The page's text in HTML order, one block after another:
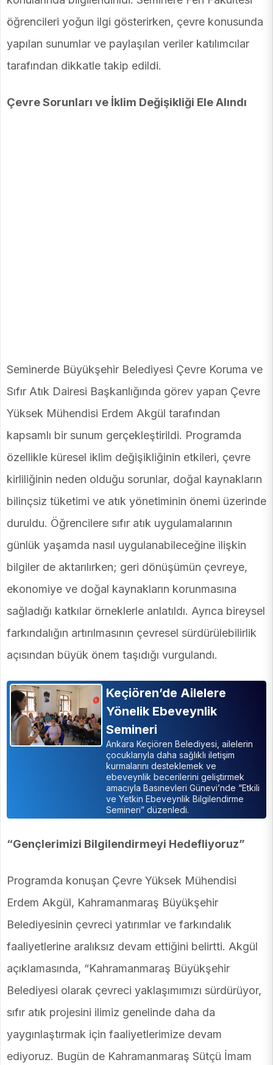
öğrencileri yoğun ilgi gösterirken, çevre konusunda
yapılan sunumlar ve paylaşılan veriler katılımcılar
tarafından dikkatle takip edildi.
Çevre Sorunları ve İklim Değişikliği Ele Alındı
Seminerde Büyükşehir Belediyesi Çevre Koruma ve
Sıfır Atık Dairesi Başkanlığında görev yapan Çevre
Yüksek Mühendisi Erdem Akgül tarafından
kapsamlı bir sunum gerçekleştirildi. Programda
özellikle küresel iklim değişikliğinin etkileri, çevre
kirliliğinin neden olduğu sorunlar, doğal kaynakların
bilinçsiz tüketimi ve atık yönetiminin önemi üzerinde
duruldu. Öğrencilere sıfır atık uygulamalarının
günlük yaşamda nasıl uygulanabileceğine ilişkin
bilgiler de aktarılırken; geri dönüşümün çevreye,
ekonomiye ve doğal kaynakların korunmasına
sağladığı katkılar örneklerle anlatıldı. Ayrıca bireysel
farkındalığın artırılmasının çevresel sürdürülebilirlik
açısından büyük önem taşıdığı vurgulandı.
Keçiören’de Ailelere
Yönelik Ebeveynlik
Semineri
Ankara Keçiören Belediyesi, ailelerin
çocuklarıyla daha sağlıklı iletişim
kurmalarını desteklemek ve
ebeveynlik becerilerini geliştirmek
amacıyla Basınevleri Günevi’nde “Etkili
ve Yetkin Ebeveynlik Bilgilendirme
Semineri” düzenledi.
“Gençlerimizi Bilgilendirmeyi Hedefliyoruz”
Programda konuşan Çevre Yüksek Mühendisi
Erdem Akgül, Kahramanmaraş Büyükşehir
Belediyesinin çevreci yatırımlar ve farkındalık
faaliyetlerine aralıksız devam ettiğini belirtti. Akgül
açıklamasında, “Kahramanmaraş Büyükşehir
Belediyesi olarak çevreci yaklaşımımızı sürdürüyor,
sıfır atık projesini ilimiz genelinde daha da
yaygınlaştırmak için faaliyetlerimize devam
ediyoruz. Bugün de Kahramanmaraş Sütçü İmam